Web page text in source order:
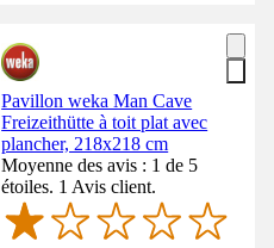
Pavillon weka Man Cave
Freizeithütte à toit plat avec
plancher, 218x218 cm
Moyenne des avis : 1 de 5
étoiles. 1 Avis client.